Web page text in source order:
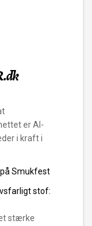
er AI-
i kraft i
Smukfest
stof:
stærke